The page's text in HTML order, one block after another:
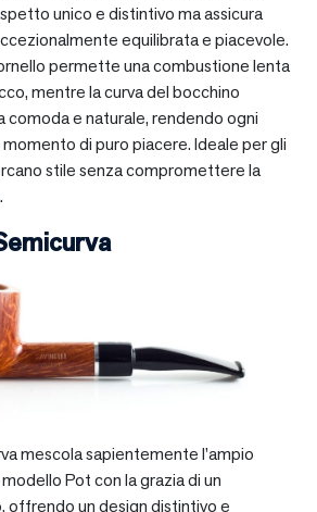
unico e distintivo ma assicura
equilibrata e piacevole.
permette una combustione lenta
mentre la curva del bocchino
comoda e naturale, rendendo ogni
di puro piacere. Ideale per gli
stile senza compromettere la
mescola sapientemente l’ampio
Pot con la grazia di un
offrendo un design distintivo e